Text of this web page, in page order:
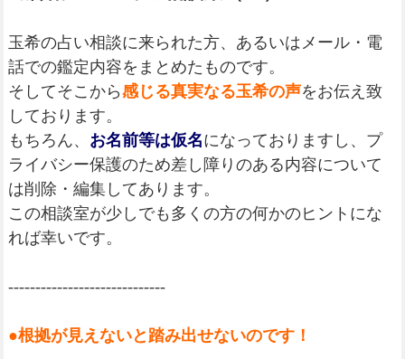
玉希の占い相談に来られた方、あるいはメール・電
話での鑑定内容をまとめたものです。
そしてそこから感じる真実なる玉希の声をお伝え致
しております。
もちろん、 お名前等は仮名になっておりますし、プ
ライバシー保護のため差し障りのある内容について
は削除・編集してあります。
この相談室が少しでも多くの方の何かのヒントにな
れば幸いです。
-----------------------------
●根拠が見えないと踏み出せないのです！